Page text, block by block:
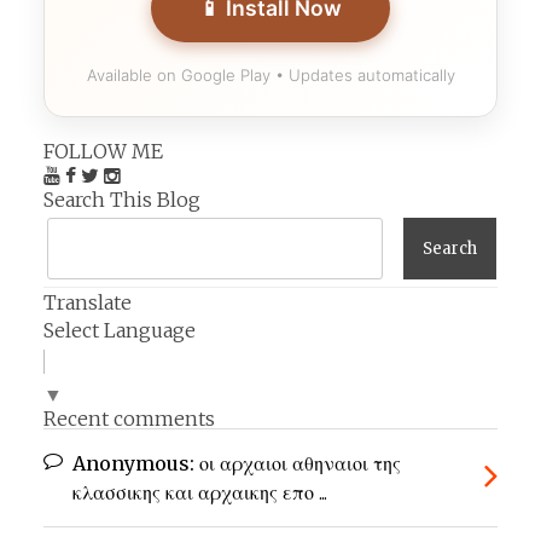
📱 Install Now
Available on Google Play • Updates automatically
FOLLOW ME
Search This Blog
Translate
Select Language
▼
Recent comments
Anonymous: οι αρχαιοι αθηναιοι της
κλασσικης και αρχαικης επο ...